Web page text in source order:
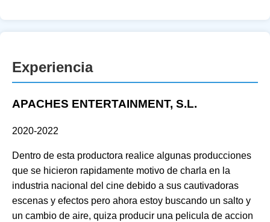
Experiencia
APACHES ENTERTAINMENT, S.L.
2020-2022
Dentro de esta productora realice algunas producciones
que se hicieron rapidamente motivo de charla en la
industria nacional del cine debido a sus cautivadoras
escenas y efectos pero ahora estoy buscando un salto y
un cambio de aire, quiza producir una pelicula de accion